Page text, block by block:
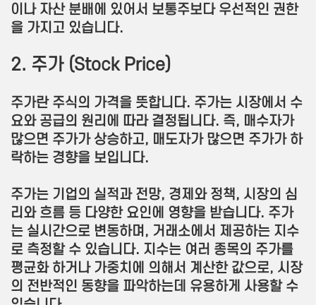
이나 자산 분배에 있어서 보통주보다 우선적인 권한
을 가지고 있습니다.
2. 주가 (Stock Price)
주가란 주식의 가격을 뜻합니다. 주가는 시장에서 수
요와 공급의 원리에 따라 결정됩니다. 즉, 매수자가
많으면 주가가 상승하고, 매도자가 많으면 주가가 하
락하는 경향을 보입니다.
주가는 기업의 실적과 전망, 경제와 정책, 시장의 심
리와 흐름 등 다양한 요인에 영향을 받습니다. 주가
는 실시간으로 변동하며, 거래소에서 제공하는 지수
로 측정할 수 있습니다. 지수는 여러 종목의 주가를
평균화 하거나 가중치에 의해서 계산한 값으로, 시장
의 전반적인 동향을 파악하는데 유용하게 사용할 수